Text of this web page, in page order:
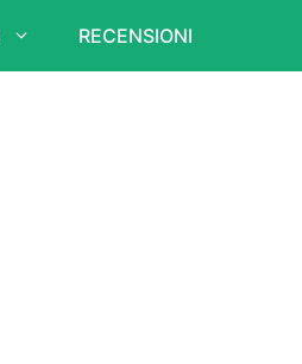
RECENSIONI